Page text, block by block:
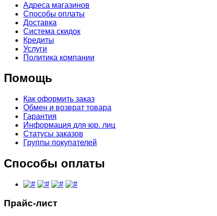
Адреса магазинов
Способы оплаты
Доставка
Система скидок
Кредиты
Услуги
Политика компании
Помощь
Как оформить заказ
Обмен и возврат товара
Гарантия
Информация для юр. лиц
Статусы заказов
Группы покупателей
Способы оплаты
Прайс-лист